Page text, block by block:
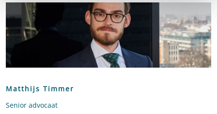
Matthijs Timmer
Senior advocaat